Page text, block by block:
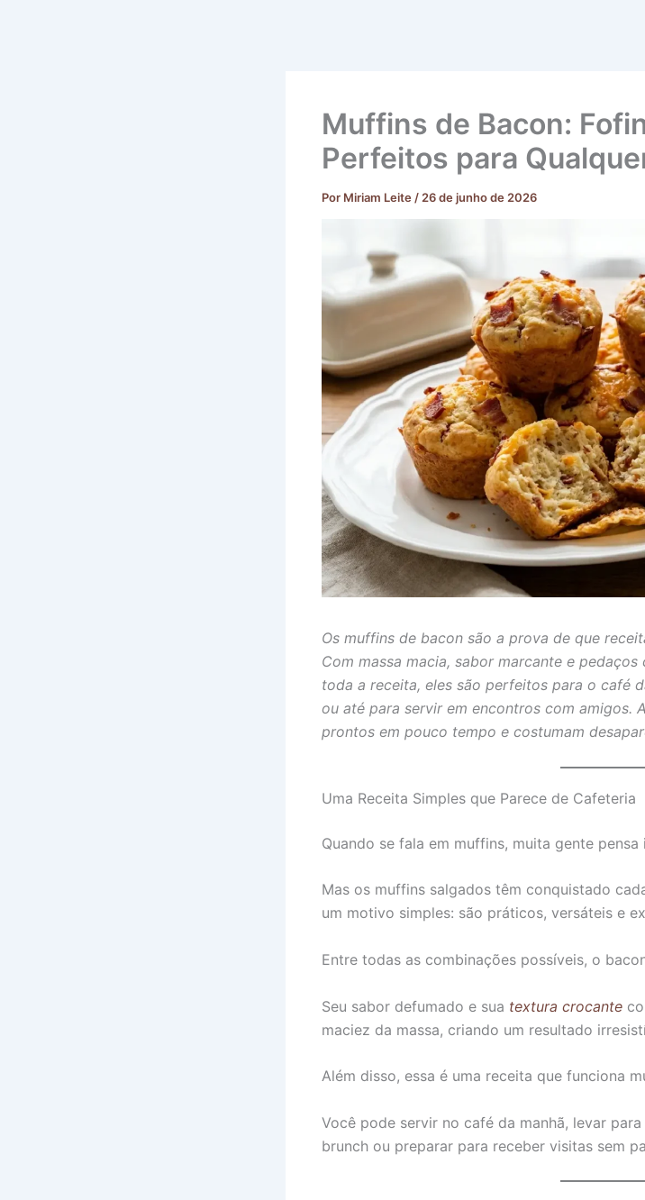
Muffins de Bacon:
Perfeitos para
Por Miriam Leite / 26 de junho de 2026
Os muffins de bacon são a prova de que
Com massa macia, sabor marcante e
toda a receita, eles são perfeitos para o café
ou até para servir em encontros com amigos.
prontos em pouco tempo e costumam
Uma Receita Simples que Parece de Cafeteria
Quando se fala em muffins, muita gente
Mas os muffins salgados têm conquistado
um motivo simples: são práticos, versáteis e
Entre todas as combinações possíveis, o
Seu sabor defumado e sua textura crocante
maciez da massa, criando um resultado
Além disso, essa é uma receita que funciona
Você pode servir no café da manhã, levar
brunch ou preparar para receber visitas sem